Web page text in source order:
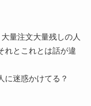
量注文大量残しの人
れとこれとは話が違
に迷惑かけてる？